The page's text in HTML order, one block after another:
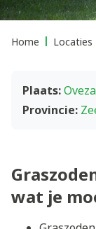
Home Locaties
Plaats:
Provincie:
wat je